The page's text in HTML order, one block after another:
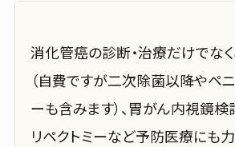
消化管癌の診断・治療だけでな
（自費ですが二次除菌以降やペ
ーも含みます）、胃がん内視鏡検
リペクトミーなど予防医療にも